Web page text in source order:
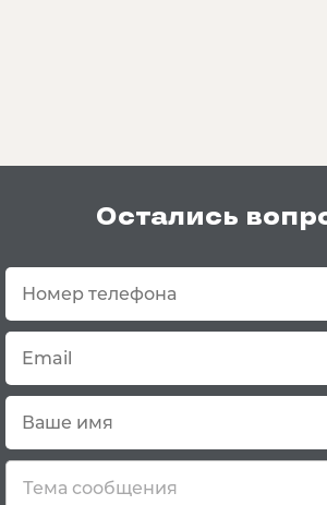
Остались
Тема сообщения